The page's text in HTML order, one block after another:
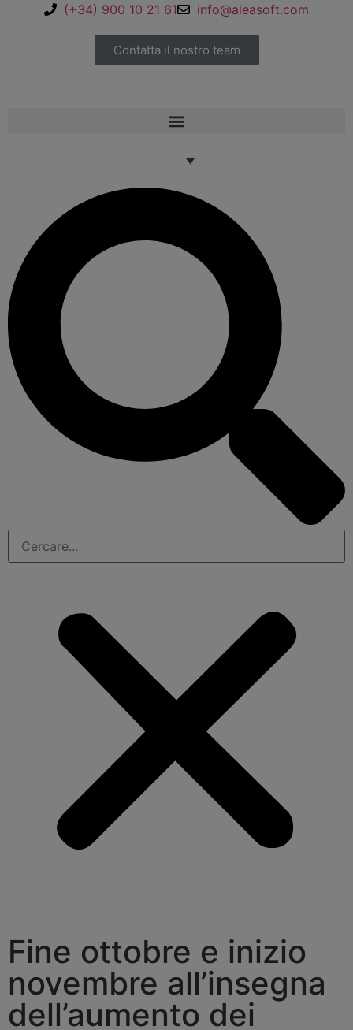
(+34) 900 10 21 61 info@aleasoft.com
Contatta il nostro team
Fine ottobre e inizio
novembre all’insegna
dell’aumento dei